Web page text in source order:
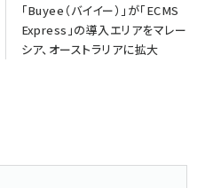
「Buyee（バイイー）」が「ECMS
Express」の導入エリアをマレー
シア、オーストラリアに拡大